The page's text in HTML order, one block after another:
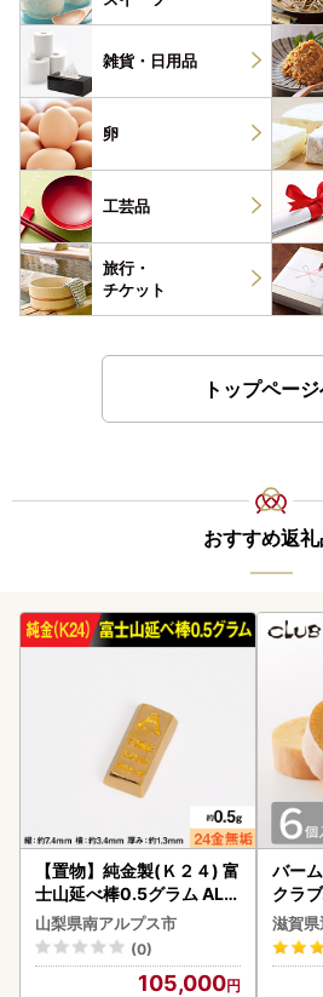
雑貨・ 日用品
卵
工芸品
旅行・
チケット
トップペー
おすすめ返
【置物】純金製(Ｋ２４) 富
士山延べ棒0.5グラム ALP
BK181
山梨県南アルプス市
(0)
105,000
バー
クラ
アボ
ン
滋賀